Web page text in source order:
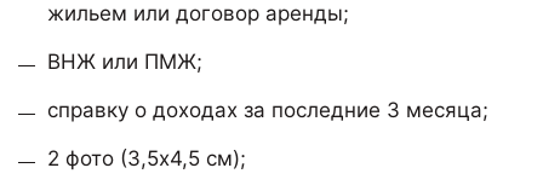
жильем или договор аренды;
ВНЖ или ПМЖ;
справку о доходах за последние 3 месяца;
2 фото (3,5х4,5 см);